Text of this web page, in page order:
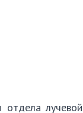
отдела лучевой